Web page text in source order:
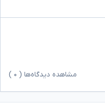
مشاهده دیدگاه‌ها ( ۰